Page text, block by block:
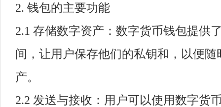
2. 钱包的主要功能
2.1 存储数字资产：数字货币钱包提供
间，让用户保存他们的私钥和，以便
产。
2.2 发送与接收：用户可以使用数字货